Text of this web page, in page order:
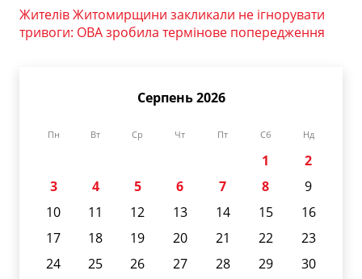
Жителів Житомирщини закликали не ігнорувати
тривоги: ОВА зробила термінове попередження
Серпень 2026
Пн Вт Ср Чт Пт Сб Нд
1
2
3
4 5 6 7 8
9
10
11 12 13 14 15
16
17
18 19 20 21 22
23
24
25 26 27 28 29
30